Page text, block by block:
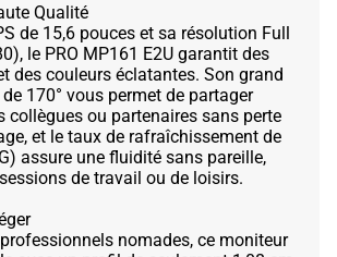
Qualité
de 15,6 pouces et sa résolution Full
le PRO MP161 E2U garantit des
des couleurs éclatantes. Son grand
170° vous permet de partager
collègues ou partenaires sans perte
et le taux de rafraîchissement de
assure une fluidité sans pareille,
de travail ou de loisirs.
nomades, ce moniteur